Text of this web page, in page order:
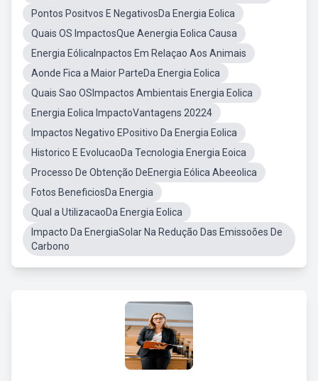
Pontos Positvos E NegativosDa Energia Eolica
Quais OS ImpactosQue Aenergia Eolica Causa
Energia EólicaInpactos Em Relaçao Aos Animais
Aonde Fica a Maior ParteDa Energia Eolica
Quais Sao OSImpactos Ambientais Energia Eolica
Energia Eolica ImpactoVantagens 20224
Impactos Negativo EPositivo Da Energia Eolica
Historico E EvolucaoDa Tecnologia Energia Eoica
Processo De Obtenção DeEnergia Eólica Abeeolica
Fotos BeneficiosDa Energia
Qual a UtilizacaoDa Energia Eolica
Impacto Da EnergiaSolar Na Redução Das Emissoões De
Carbono